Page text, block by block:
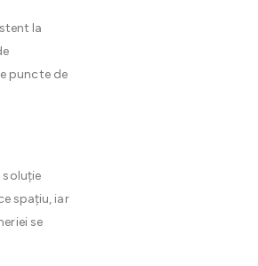
la
puncte de
soluție
spațiu, iar
se